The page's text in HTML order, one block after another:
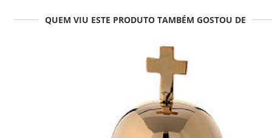
QUEM VIU ESTE PRODUTO TAMBÉM GOSTOU DE